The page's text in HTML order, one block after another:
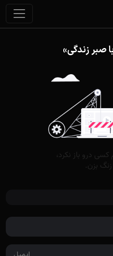
صبر زندگی»